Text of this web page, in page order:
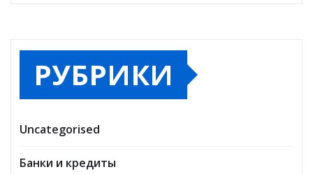
РУБРИКИ
Uncategorised
Банки и кредиты